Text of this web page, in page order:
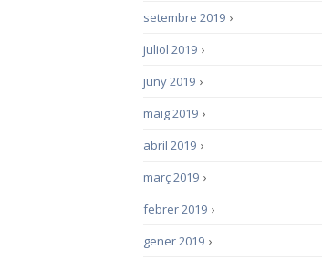
›
setembre 2019
›
juliol 2019
›
juny 2019
›
maig 2019
›
abril 2019
›
març 2019
›
febrer 2019
›
gener 2019